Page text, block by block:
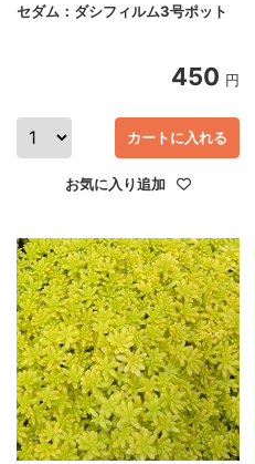
セダム：ダシフィルム3号ポット
450 円
お気に入り追加
カートに入れる